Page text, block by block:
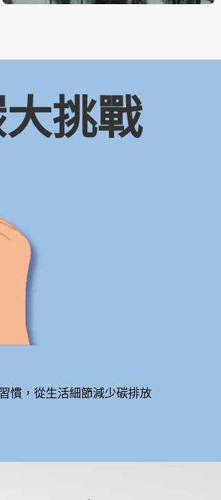
挑戰
慣，從生活細節減少碳排放